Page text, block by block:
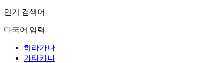
인기 검색어
다국어 입력
히라가나
가타카나